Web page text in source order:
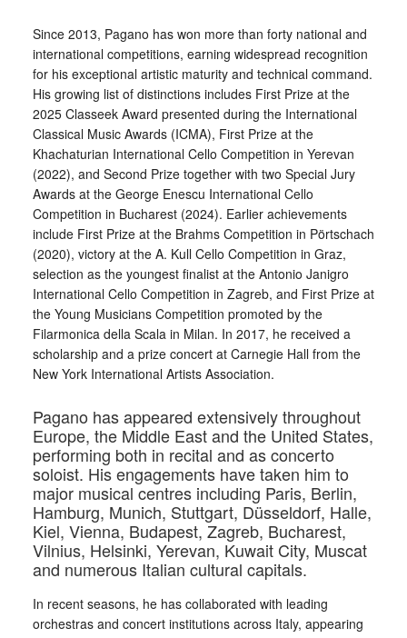
Since 2013, Pagano has won more than forty national and
international competitions, earning widespread recognition
for his exceptional artistic maturity and technical command.
His growing list of distinctions includes First Prize at the
2025 Classeek Award presented during the International
Classical Music Awards (ICMA), First Prize at the
Khachaturian International Cello Competition in Yerevan
(2022), and Second Prize together with two Special Jury
Awards at the George Enescu International Cello
Competition in Bucharest (2024). Earlier achievements
include First Prize at the Brahms Competition in Pörtschach
(2020), victory at the A. Kull Cello Competition in Graz,
selection as the youngest finalist at the Antonio Janigro
International Cello Competition in Zagreb, and First Prize at
the Young Musicians Competition promoted by the
Filarmonica della Scala in Milan. In 2017, he received a
scholarship and a prize concert at Carnegie Hall from the
New York International Artists Association.
Pagano has appeared extensively throughout
Europe, the Middle East and the United States,
performing both in recital and as concerto
soloist. His engagements have taken him to
major musical centres including Paris, Berlin,
Hamburg, Munich, Stuttgart, Düsseldorf, Halle,
Kiel, Vienna, Budapest, Zagreb, Bucharest,
Vilnius, Helsinki, Yerevan, Kuwait City, Muscat
and numerous Italian cultural capitals.
In recent seasons, he has collaborated with leading
orchestras and concert institutions across Italy, appearing